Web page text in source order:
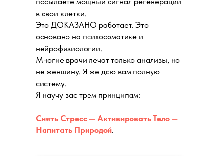
в свои клетки.
Это ДОКАЗАНО работает. Это
основано на психосоматике и
нейрофизиологии.
Многие врачи лечат только анализы, но
не женщину. Я же даю вам полную
систему.
Я научу вас трем принципам:
Снять Стресс — Активировать Тело —
Напитать Природой.